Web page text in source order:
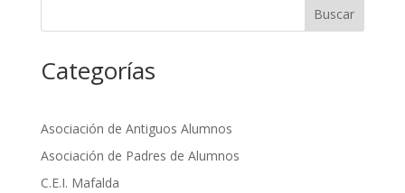
Buscar
Categorías
Asociación de Antiguos Alumnos
Asociación de Padres de Alumnos
C.E.I. Mafalda